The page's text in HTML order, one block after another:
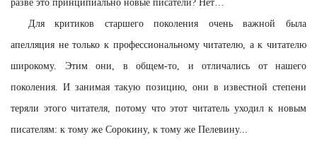
разве это принципиально новые писатели? Нет…
Для критиков старшего поколения очень важной была
апелляция не только к профессиональному читателю, а к читателю
широкому. Этим они, в общем-то, и отличались от нашего
поколения. И занимая такую позицию, они в известной степени
теряли этого читателя, потому что этот читатель уходил к новым
писателям: к тому же Сорокину, к тому же Пелевину...